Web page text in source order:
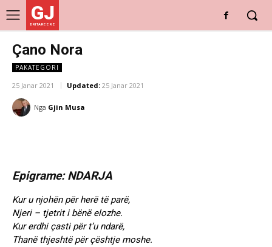
GJ
DRITARE E RE
Çano Nora
PAKATEGORI
25 Janar 2021 Updated: 25 Janar 2021
Nga Gjin Musa
Epigrame: NDARJA
Kur u njohën për herë të parë,
Njeri – tjetrit i bënë elozhe.
Kur erdhi çasti për t’u ndarë,
Thanë thjeshtë për çështje moshe.